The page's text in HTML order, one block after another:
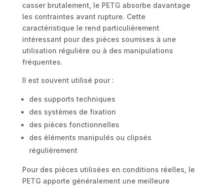
casser brutalement, le PETG absorbe davantage
les contraintes avant rupture. Cette
caractéristique le rend particulièrement
intéressant pour des pièces soumises à une
utilisation régulière ou à des manipulations
fréquentes.
Il est souvent utilisé pour :
des supports techniques
des systèmes de fixation
des pièces fonctionnelles
des éléments manipulés ou clipsés
régulièrement
Pour des pièces utilisées en conditions réelles, le
PETG apporte généralement une meilleure